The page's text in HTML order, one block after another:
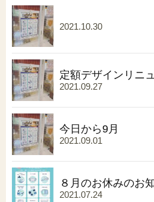
2021.10.30
定額デザインリニ
2021.09.27
今日から9月
2021.09.01
８月のお休みのお
2021.07.24